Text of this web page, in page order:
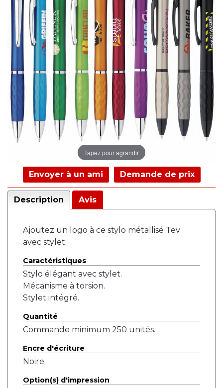
Tapez pour agrandir
Envoyer à un ami Demande de prix
Description Avis
Ajoutez un logo à ce stylo métallisé Tev
avec stylet.
Caractéristiques
Stylo élégant avec stylet.
Mécanisme à torsion.
Stylet intégré.
Quantité
Commande minimum 250 unités.
Encre d'écriture
Noire
Option(s) d'impression